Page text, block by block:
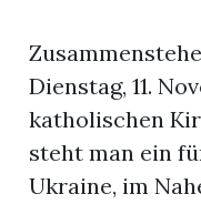
Stellen
E-
Paper
Dienstag, 11.
katholischen
steht man ein
Ukraine, im